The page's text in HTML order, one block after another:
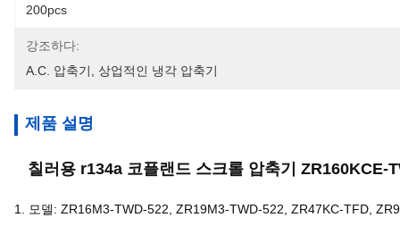
200pcs
강조하다:
A.c. 압축기
상업적인 냉각 압축기
제품 설명
칠러용 r134a 코플랜드 스크롤 압축기 ZR160KCE-
1. 모델: ZR16M3-TWD-522, ZR19M3-TWD-522, ZR47KC-TFD,